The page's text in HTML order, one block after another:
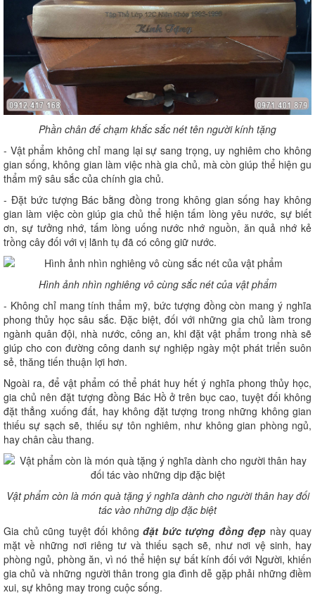
Phần chân đế chạm khắc sắc nét tên người kính tặng
- Vật phẩm không chỉ mang lại sự sang trọng, uy nghiêm cho không
gian sống, không gian làm việc nhà gia chủ, mà còn giúp thể hiện gu
thẩm mỹ sâu sắc của chính gia chủ.
- Đặt bức tượng Bác bằng đồng trong không gian sống hay không
gian làm việc còn giúp gia chủ thể hiện tấm lòng yêu nước, sự biết
ơn, sự tưởng nhớ, tấm lòng uống nước nhớ nguồn, ăn quả nhớ kẻ
trồng cây đối với vị lãnh tụ đã có công giữ nước.
Hình ảnh nhìn nghiêng vô cùng sắc nét của vật phẩm
- Không chỉ mang tính thẩm mỹ, bức tượng đồng còn mang ý nghĩa
phong thủy học sâu sắc. Đặc biệt, đối với những gia chủ làm trong
ngành quân đội, nhà nước, công an, khi đặt vật phẩm trong nhà sẽ
giúp cho con đường công danh sự nghiệp ngày một phát triển suôn
sẻ, thăng tiến thuận lợi hơn.
Ngoài ra, để vật phẩm có thể phát huy hết ý nghĩa phong thủy học,
gia chủ nên đặt tượng đồng Bác Hồ ở trên bục cao, tuyệt đối không
đặt thẳng xuống đất, hay không đặt tượng trong những không gian
thiếu sự sạch sẽ, thiếu sự tôn nghiêm, như không gian phòng ngủ,
hay chân cầu thang.
Vật phẩm còn là món quà tặng ý nghĩa dành cho người thân hay đối
tác vào những dịp đặc biệt
Gia chủ cũng tuyệt đối không đặt bức tượng đồng đẹp này quay
mặt về những nơi riêng tư và thiếu sạch sẽ, như nơi vệ sinh, hay
phòng ngủ, phòng ăn, vì nó thể hiện sự bất kính đối với Người, khiến
gia chủ và những người thân trong gia đình dễ gặp phải những điềm
xui, sự không may trong cuộc sống.